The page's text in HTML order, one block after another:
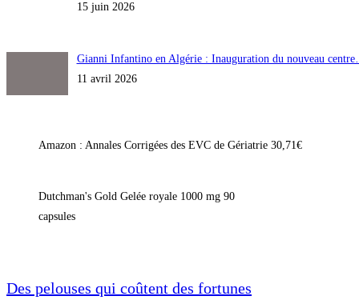
15 juin 2026
Gianni Infantino en Algérie : Inauguration du nouveau
11 avril 2026
Amazon : Annales Corrigées des EVC de Gériatrie 30,71€
Dutchman's Gold Gelée royale 1000 mg 90
capsules
Des pelouses qui coûtent des fortunes